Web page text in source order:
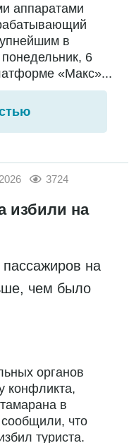
аппаратами
в
6
«Макс»...
3724
избили на
на
чем было
органов
конфликта,
в
что
туриста.